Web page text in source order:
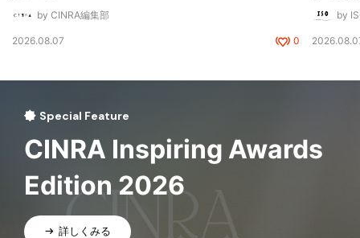
by CINRA編集部
2026.08.07 0
by
Special Feature
CINRA Inspiring Awards
Edition 2026
詳しくみる